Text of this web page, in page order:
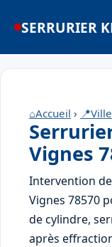
SERRURIER
⌂Accueil › 📍
Vignes
Intervention
Vignes 78570
de cylindre,
après